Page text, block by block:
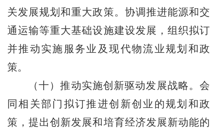
关发展规划和重大政策。协调推进能源和交
通运输等重大基础设施建设发展，组织拟订
并推动实施服务业及现代物流业规划和政
策。
（十）推动实施创新驱动发展战略。会
同相关部门拟订推进创新创业的规划和政
策，提出创新发展和培育经济发展新动能的